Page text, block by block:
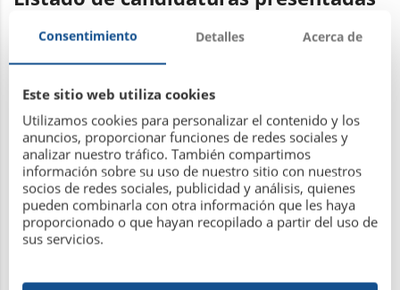
a la elección de presidente de la RSDH
19 de mayo de 2017
Leer más
Consentimiento Detalles Acerca de
Este sitio web utiliza cookies
Utilizamos cookies para personalizar el contenido y los
anuncios, proporcionar funciones de redes sociales y
analizar nuestro tráfico. También compartimos
información sobre su uso de nuestro sitio con nuestros
socios de redes sociales, publicidad y análisis, quienes
pueden combinarla con otra información que les haya
proporcionado o que hayan recopilado a partir del uso de
sus servicios.